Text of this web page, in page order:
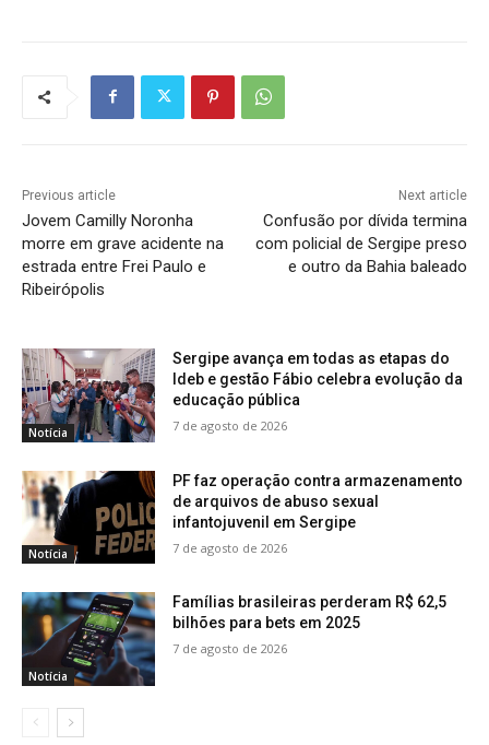
Previous article
Jovem Camilly Noronha
morre em grave acidente na
estrada entre Frei Paulo e
Ribeirópolis
Next article
Confusão por dívida termina
com policial de Sergipe preso
e outro da Bahia baleado
Notícia
Sergipe avança em todas as etapas do
Ideb e gestão Fábio celebra evolução da
educação pública
7 de agosto de 2026
Notícia
PF faz operação contra armazenamento
de arquivos de abuso sexual
infantojuvenil em Sergipe
7 de agosto de 2026
Notícia
Famílias brasileiras perderam R$ 62,5
bilhões para bets em 2025
7 de agosto de 2026